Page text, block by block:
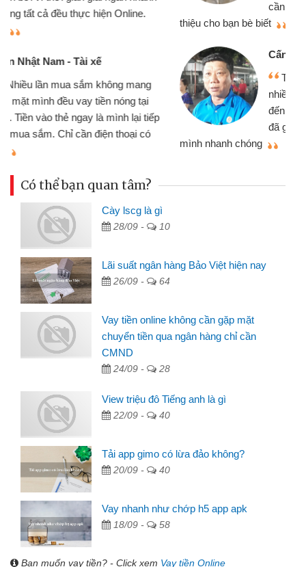
cần gặp mặt nên rất tiện lợi, sẽ giới
thiệu cho bạn bè biết
Cấn Văn Lực - Tạp hóa
Tôi kinh doanh buôn bán nhỏ lẻ
nhiều lúc cần vốn nhập hàng, nhờ biết
đến website qua bạn bè giới thiệu tôi
đã giải quyết được công việc của
Có thể bạn quan tâm?
Cày lscg là gì
28/09 - 10
Lãi suất ngân hàng Bảo Việt hiện nay
26/09 - 64
Vay tiền online không cần gặp mặt
chuyển tiền qua ngân hàng chỉ cần
CMND
24/09 - 28
View triệu đô Tiếng anh là gì
22/09 - 40
Tải app gimo có lừa đảo không?
20/09 - 40
Vay nhanh như chớp h5 app apk
18/09 - 58
Bạn muốn vay tiền? - Click xem Vay tiền Online